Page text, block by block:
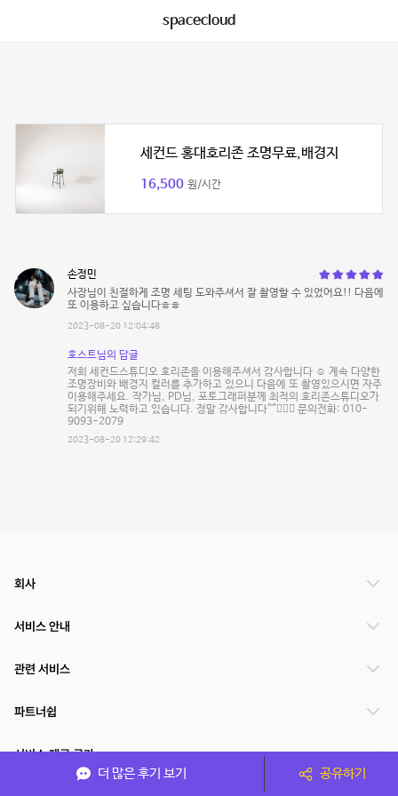
spacecloud
세컨드 홍대호리존 조명무료,배경지
16,500 원/시간
손정민
사장님이 친절하게 조명 세팅 도와주셔서 잘 촬영할 수 있었어요!! 다음에
또 이용하고 싶습니다ㅎㅎ
2023-08-20 12:04:48
호스트님의 답글
저희 세컨드스튜디오 호리존을 이용해주셔서 감사합니다 ☺️ 계속 다양한
조명장비와 배경지 컬러를 추가하고 있으니 다음에 또 촬영있으시면 자주
이용해주세요. 작가님, PD님, 포토그래퍼분께 최적의 호리존스튜디오가
되기위해 노력하고 있습니다. 정말 감사합니다^^🙇🏻‍♂️ 문의전화: 010-
9093-2079
2023-08-20 12:29:42
더 많은 후기 보기 공유하기
회사
서비스 안내
관련 서비스
파트너쉽
서비스 제공 국가